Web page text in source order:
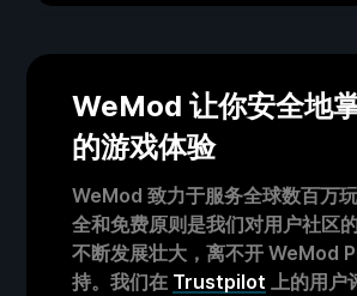
WeMod 让你安全地
的游戏体验
WeMod 致力于服务全球数百万
全和免费原则是我们对用户社区
不断发展壮大，离不开 WeMod
持。我们在 Trustpilot 上的用户